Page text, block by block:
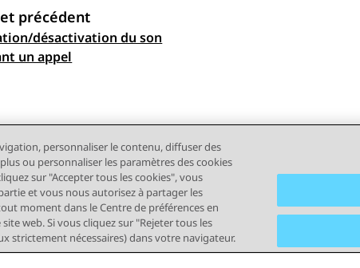
par sujet
précédent
désactivation du son
un appel
personnaliser le contenu, diffuser des
ou personnaliser les paramètres des cookies
sur "Accepter tous les cookies", vous
et vous nous autorisez à partager les
moment dans le Centre de préférences en
web. Si vous cliquez sur "Rejeter tous les
strictement nécessaires) dans votre navigateur.